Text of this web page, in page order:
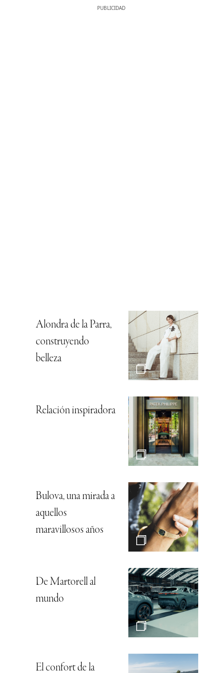
Alondra de la Parra,
construyendo
belleza
Relación inspiradora
Bulova, una mirada a
aquellos
maravillosos años
De Martorell al
mundo
El confort de la